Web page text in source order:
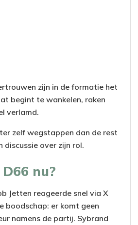
zijn in de formatie het
begint te wankelen, raken
verlamd.
zelf wegstappen dan de rest
discussie over zijn rol.
nu?
Jetten reageerde snel via X
boodschap: er komt geen
namens de partij. Sybrand